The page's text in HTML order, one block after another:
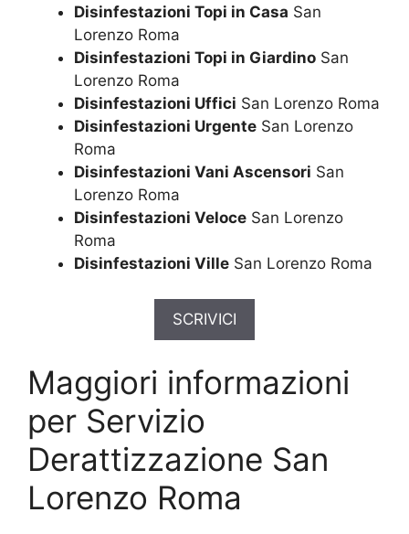
Disinfestazioni Topi in Casa San
Lorenzo Roma
Disinfestazioni Topi in Giardino San
Lorenzo Roma
Disinfestazioni Uffici San Lorenzo Roma
Disinfestazioni Urgente San Lorenzo
Roma
Disinfestazioni Vani Ascensori San
Lorenzo Roma
Disinfestazioni Veloce San Lorenzo
Roma
Disinfestazioni Ville San Lorenzo Roma
SCRIVICI
Maggiori informazioni
per Servizio
Derattizzazione San
Lorenzo Roma